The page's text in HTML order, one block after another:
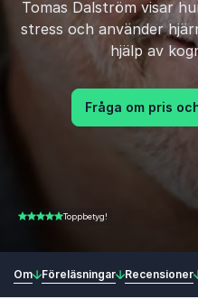
Tomas Dalström visar
stress och använder
hjälp av
Fråga om pris
4.83 av 5 Toppbetyg!
Om Föreläsningar Recensioner